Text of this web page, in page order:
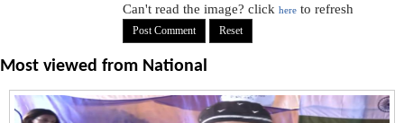
Can't read the image? clickhere to refresh
Most viewed from National